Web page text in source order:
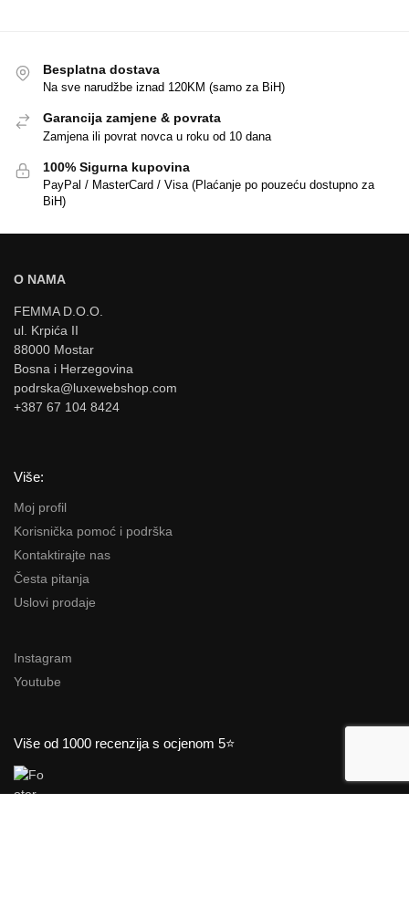
Besplatna dostava
Na sve narudžbe iznad 120KM (samo za BiH)
Garancija zamjene & povrata
Zamjena ili povrat novca u roku od 10 dana
100% Sigurna kupovina
PayPal / MasterCard / Visa (Plaćanje po pouzeću dostupno za
BiH)
O NAMA
FEMMA D.O.O.
ul. Krpića II
88000 Mostar
Bosna i Herzegovina
podrska@luxewebshop.com
+387 67 104 8424
Više:
Moj profil
Korisnička pomoć i podrška
Kontaktirajte nas
Česta pitanja
Uslovi prodaje
Instagram
Youtube
Više od 1000 recenzija s ocjenom 5⭐